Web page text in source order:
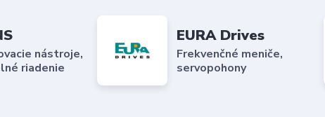
nástroje,
riadenie
EURA Drives
Frekvenčné meniče,
servopohony